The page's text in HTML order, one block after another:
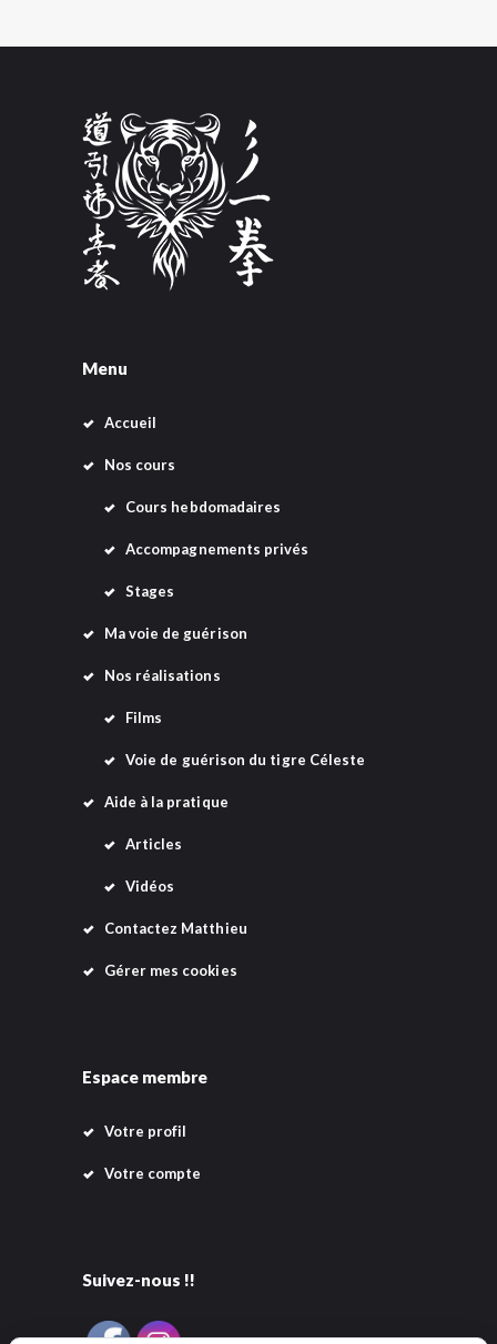
Menu
Accueil
Nos cours
Cours hebdomadaires
Accompagnements privés
Stages
Ma voie de guérison
Nos réalisations
Films
Voie de guérison du tigre Céleste
Aide à la pratique
Articles
Vidéos
Contactez Matthieu
Gérer mes cookies
Espace membre
Votre profil
Votre compte
Suivez-nous !!